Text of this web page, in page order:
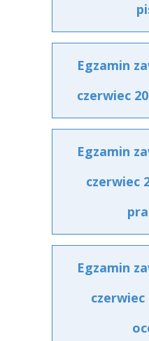
Egzamin
czerwiec
Egzamin
czerwiec
Egzamin
czerwiec